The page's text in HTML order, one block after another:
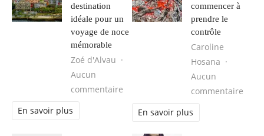
destination
idéale pour un
voyage de noce
mémorable
Zoé d'Alvau
Aucun
commentaire sur Cuba, une destination idéale
En savoir plus
commencer à
prendre le
contrôle
Caroline
Hosana
Aucun
commentaire
En savoir plus